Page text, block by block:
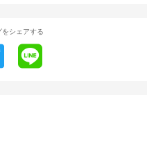
をシェアする